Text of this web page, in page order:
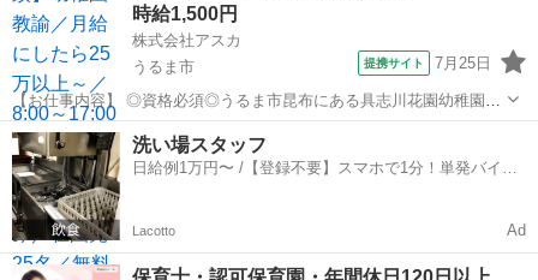
時給1,500円
株式会社アスカ
うるま市
提携サイト 7月25日
【お仕事内容】 ◎資格必須◎うるま市昆布にある具志川花園幼稚園で
新規求人でました～＾＾☆彡 在園児25名の幼稚園になります☆ ～★～
★～★～★～★～★～★～ この求人のPOINT！ 時給1500円！ 月給に
すると25万...
沖縄 うるま市 保育士
洗い場スタッフ
日給例1万円〜 /【登録不要】スマホで1分！単発バイト
Lacotto Ad